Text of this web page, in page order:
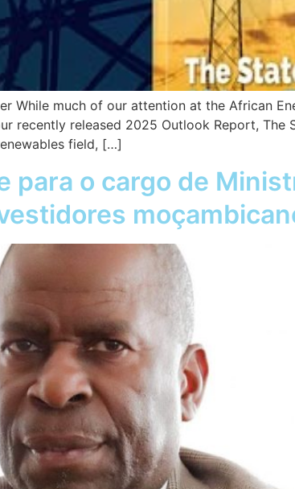
While much of our attention at the African
recently released 2025 Outlook Report,
field, […]
para o cargo de